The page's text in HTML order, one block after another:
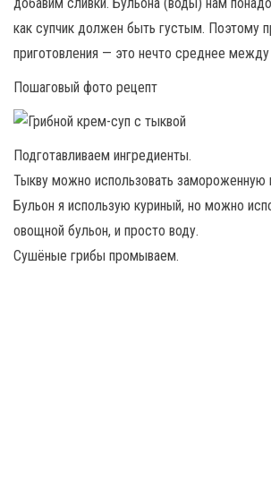
как супчик должен быть густым. Поэтому
приготовления — это нечто среднее
Пошаговый фото рецепт
Подготавливаем ингредиенты.
Тыкву можно использовать замороженную
Бульон я использую куриный, но можно
овощной бульон, и просто воду.
Сушёные грибы промываем.